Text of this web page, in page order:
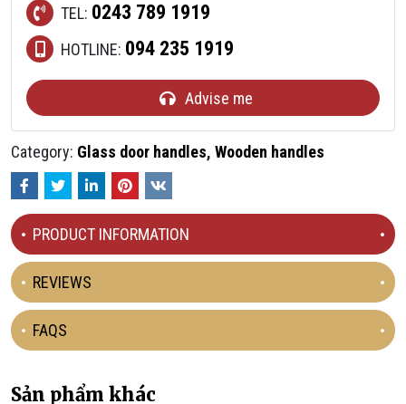
TEL: 0243 789 1919
HOTLINE: 094 235 1919
Advise me
Category: Glass door handles, Wooden handles
FacebookTwitterLinkedInPinterest
PRODUCT INFORMATION
REVIEWS
FAQS
Sản phẩm khác